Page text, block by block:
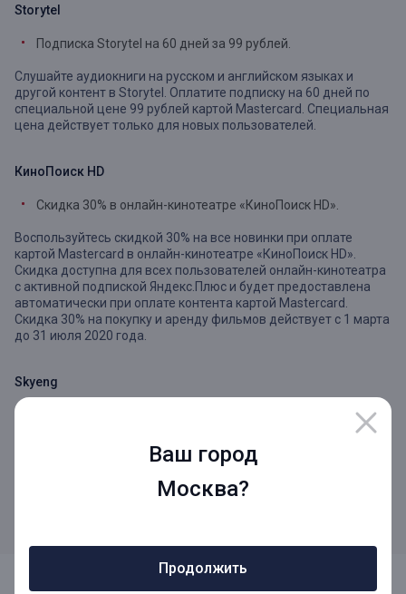
Ваш город
Москва?
Продолжить
Storytel
Подписка Storytel на 60 дней за 99 рублей.
Слушайте аудиокниги на русском и английском языках и
другой контент в Storytel. Оплатите подписку на 60 дней по
специальной цене 99 рублей картой Mastercard. Специальная
цена действует только для новых пользователей.
КиноПоиск HD
Скидка 30% в онлайн-кинотеатре «КиноПоиск HD».
Воспользуйтесь скидкой 30% на все новинки при оплате
картой Mastercard в онлайн-кинотеатре «КиноПоиск HD».
Скидка доступна для всех пользователей онлайн-кинотеатра
с активной подпиской Яндекс.Плюс и будет предоставлена
автоматически при оплате контента картой Mastercard.
Скидка 30% на покупку и аренду фильмов действует с 1 марта
до 31 июля 2020 года.
Skyeng
математикой в Skyeng картой Mastercard со скидкой 2 000
рублей на первую оплату курса для новых учеников.
Посмотреть полную подборку акций и ознакомится